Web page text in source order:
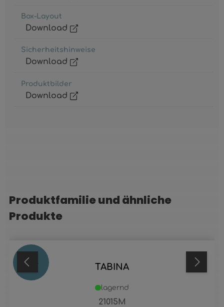
Box-Layout
Download
Sicherheitshinweise
Download
Produktbilder
Download
Produktgalerie überspringen
Produktfamilie und ähnliche
Produkte
51 TABINA
21015M
lagernd